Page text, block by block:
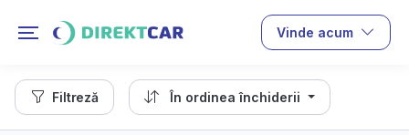
Vinde acum
Filtreză În ordinea închiderii